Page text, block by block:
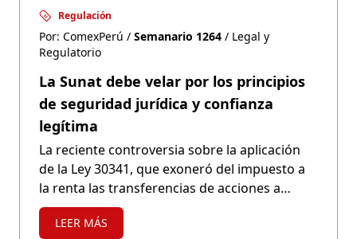
Regulación
Por: ComexPerú / Semanario 1264 / Legal y
Regulatorio
La Sunat debe velar por los principios
de seguridad jurídica y confianza
legítima
La reciente controversia sobre la aplicación
de la Ley 30341, que exoneró del impuesto a
la renta las transferencias de acciones a
través de la bolsa de valores hasta el 31 de
diciembre de 2023, pone en riesgo a la
LEER MÁS